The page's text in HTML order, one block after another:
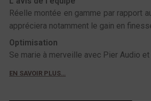
Réelle montée en gamme par rapport
appréciera notamment le gain en
Optimisation
Se marie à merveille avec Pier Audio et
EN SAVOIR PLUS…